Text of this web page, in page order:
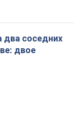
два соседних
двое